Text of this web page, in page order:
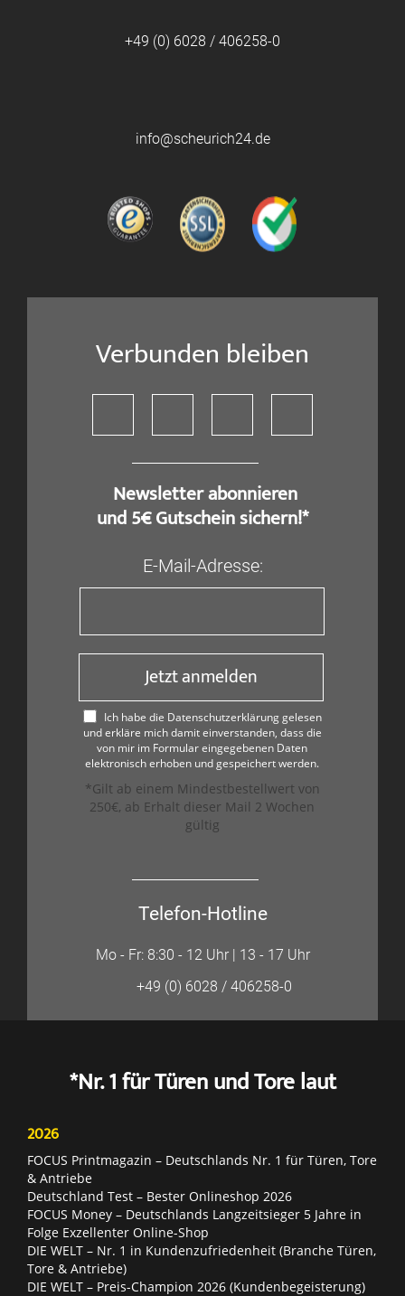
+49 (0) 6028 / 406258-0
info@scheurich24.de
Verbunden bleiben
​ Newsletter abonnieren
und 5€ Gutschein sichern!*
E-Mail-Adresse:
Jetzt anmelden
Ich habe die Datenschutzerklärung gelesen
und erkläre mich damit einverstanden, dass die
von mir im Formular eingegebenen Daten
elektronisch erhoben und gespeichert werden.
*Gilt ab einem Mindestbestellwert von
250€, ab Erhalt dieser Mail 2 Wochen
gültig
Telefon-Hotline
Mo - Fr: 8:30 - 12 Uhr | 13 - 17 Uhr
+49 (0) 6028 / 406258-0
*Nr. 1 für Türen und Tore laut
2026
FOCUS Printmagazin – Deutschlands Nr. 1 für Türen, Tore
& Antriebe
Deutschland Test – Bester Onlineshop 2026
FOCUS Money – Deutschlands Langzeitsieger 5 Jahre in
Folge Exzellenter Online-Shop
DIE WELT – Nr. 1 in Kundenzufriedenheit (Branche Türen,
Tore & Antriebe)
DIE WELT – Preis-Champion 2026 (Kundenbegeisterung)